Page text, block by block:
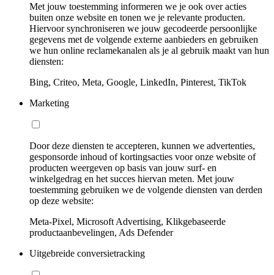
Met jouw toestemming informeren we je ook over acties
buiten onze website en tonen we je relevante producten.
Hiervoor synchroniseren we jouw gecodeerde persoonlijke
gegevens met de volgende externe aanbieders en gebruiken
we hun online reclamekanalen als je al gebruik maakt van hun
diensten:
Bing, Criteo, Meta, Google, LinkedIn, Pinterest, TikTok
Marketing
Door deze diensten te accepteren, kunnen we advertenties,
gesponsorde inhoud of kortingsacties voor onze website of
producten weergeven op basis van jouw surf- en
winkelgedrag en het succes hiervan meten. Met jouw
toestemming gebruiken we de volgende diensten van derden
op deze website:
Meta-Pixel, Microsoft Advertising, Klikgebaseerde
productaanbevelingen, Ads Defender
Uitgebreide conversietracking